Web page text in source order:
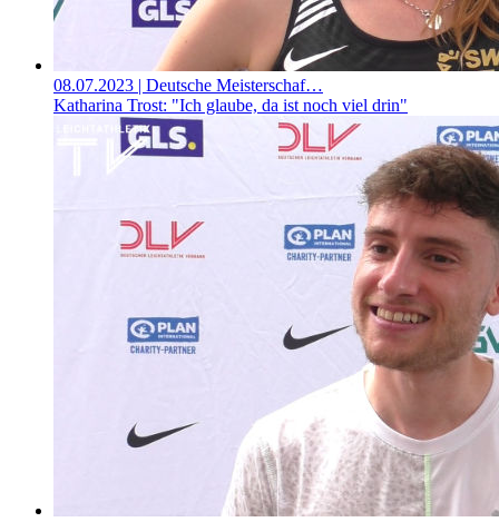
08.07.2023 | Deutsche Meisterschaf…
Katharina Trost: "Ich glaube, da ist noch viel drin"